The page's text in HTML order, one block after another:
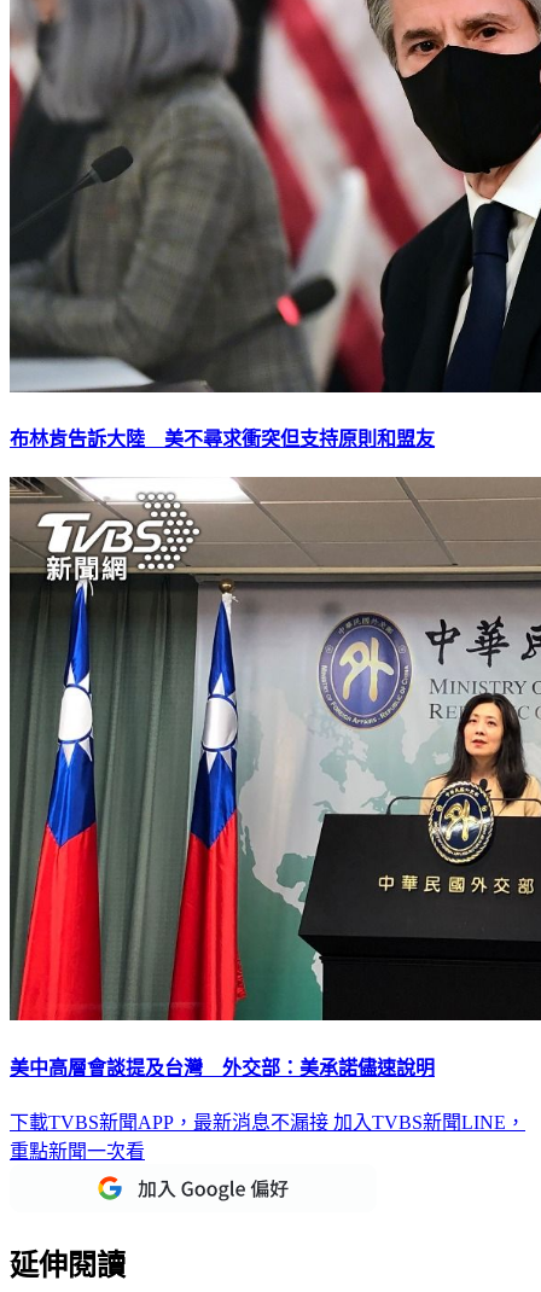
布林肯告訴大陸 美不尋求衝突但支持原則和盟友
美中高層會談提及台灣 外交部：美承諾儘速說明
下載TVBS新聞APP，最新消息不漏接 加入TVBS新聞LINE，
重點新聞一次看
延伸閱讀